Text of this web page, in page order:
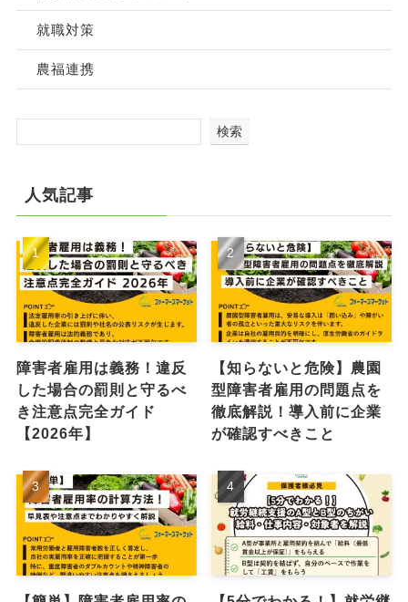
就職対策
農福連携
検索
人気記事
障害者雇用は義務！違反
した場合の罰則と守るべ
き注意点完全ガイド
【2026年】
【知らないと危険】農園
型障害者雇用の問題点を
徹底解説！導入前に企業
が確認すべきこと